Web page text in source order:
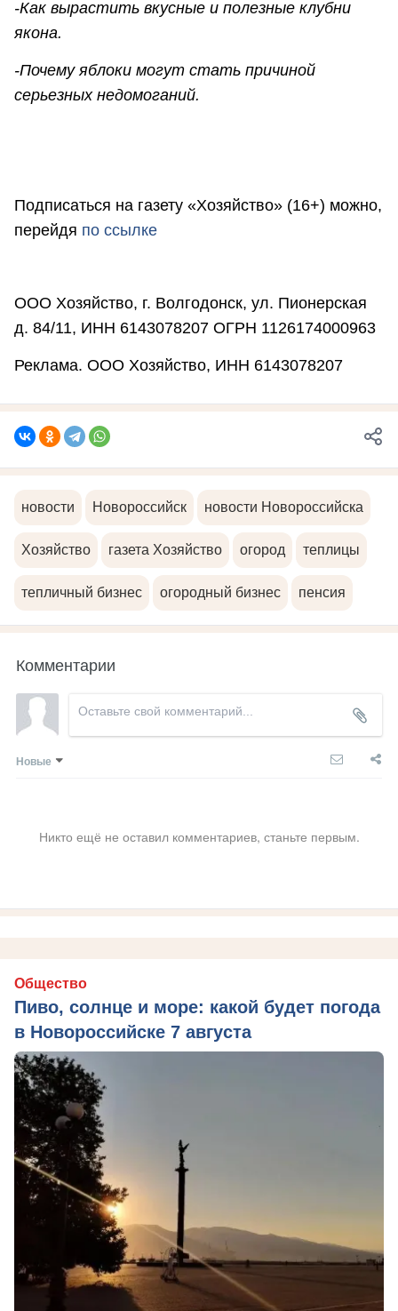
-Как вырастить вкусные и полезные клубни
якона.
-Почему яблоки могут стать причиной
серьезных недомоганий.
Подписаться на газету «Хозяйство» (16+) можно,
перейдя по ссылке
ООО Хозяйство, г. Волгодонск, ул. Пионерская
д. 84/11, ИНН 6143078207 ОГРН 1126174000963
Реклама. ООО Хозяйство, ИНН 6143078207
новости Новороссийск новости Новороссийска
Хозяйство газета Хозяйство огород теплицы
тепличный бизнес огородный бизнес пенсия
Комментарии
Новые
Никто ещё не оставил комментариев, станьте первым.
Общество
Пиво, солнце и море: какой будет погода
в Новороссийске 7 августа